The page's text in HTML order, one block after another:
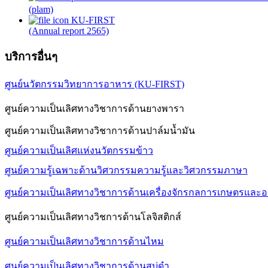
(plam)
KU-FIRST
(Annual report 2565)
บริการอื่นๆ
ศูนย์นวัตกรรมวิทยาการอาหาร (KU-FIRST)
ศูนย์ความเป็นเลิศทางวิชาการด้านยางพารา
ศูนย์ความเป็นเลิศทางวิชาการด้านปาล์มน้ำมัน
ศูนย์ความเป็นเลิศแห่งนวัตกรรมข้าว
ศูนย์ความรู้เฉพาะด้านวิศวกรรมความรู้และวิศวกรรมภาษา
ศูนย์ความเป็นเลิศทางวิชาการด้านเครื่องจักรกลการเกษตรและ
ศูนย์ความเป็นเลิศทางวิชการด้านโลจิสติกส์
ศูนย์ความเป็นเลิศทางวิชาการด้านไหม
ศูนย์ความเป็นเลิศทางวิชาการด้านสบู่ดำ